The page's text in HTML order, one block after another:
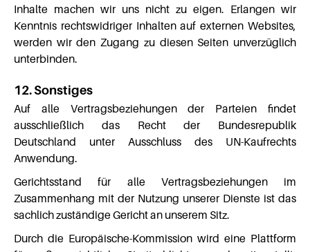
Inhalte machen wir uns nicht zu eigen. Erlangen wir
Kenntnis rechtswidriger Inhalten auf externen Websites,
werden wir den Zugang zu diesen Seiten unverzüglich
unterbinden.
12. Sonstiges
Auf alle Vertragsbeziehungen der Parteien findet
ausschließlich das Recht der Bundesrepublik
Deutschland unter Ausschluss des UN-Kaufrechts
Anwendung.
Gerichtsstand für alle Vertragsbeziehungen im
Zusammenhang mit der Nutzung unserer Dienste ist das
sachlich zuständige Gericht an unserem Sitz.
Durch die Europäische-Kommission wird eine Plattform